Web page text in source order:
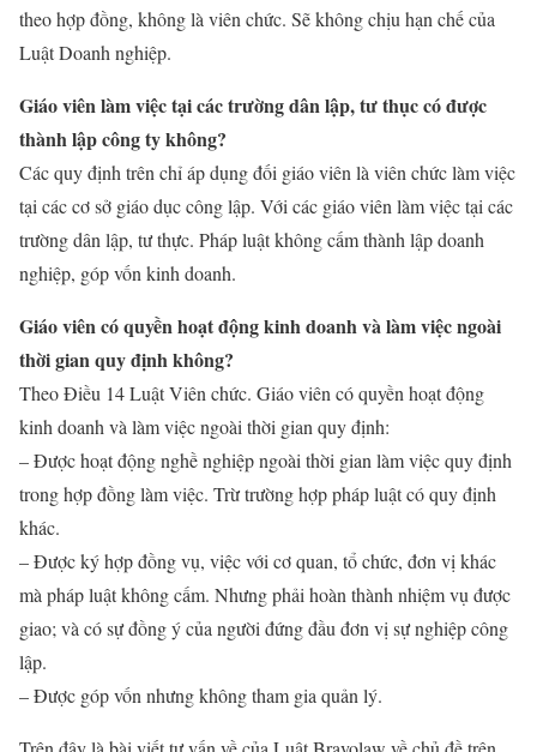
theo hợp đồng, không là viên chức. Sẽ không chịu hạn chế của
Luật Doanh nghiệp.
Giáo viên làm việc tại các trường dân lập, tư thục có được
thành lập công ty không?
Các quy định trên chỉ áp dụng đối giáo viên là viên chức làm việc
tại các cơ sở giáo dục công lập. Với các giáo viên làm việc tại các
trường dân lập, tư thực. Pháp luật không cấm thành lập doanh
nghiệp, góp vốn kinh doanh.
Giáo viên có quyền hoạt động kinh doanh và làm việc ngoài
thời gian quy định không?
Theo Điều 14 Luật Viên chức. Giáo viên có quyền hoạt động
kinh doanh và làm việc ngoài thời gian quy định:
– Được hoạt động nghề nghiệp ngoài thời gian làm việc quy định
trong hợp đồng làm việc. Trừ trường hợp pháp luật có quy định
khác.
– Được ký hợp đồng vụ, việc với cơ quan, tổ chức, đơn vị khác
mà pháp luật không cấm. Nhưng phải hoàn thành nhiệm vụ được
giao; và có sự đồng ý của người đứng đầu đơn vị sự nghiệp công
lập.
– Được góp vốn nhưng không tham gia quản lý.